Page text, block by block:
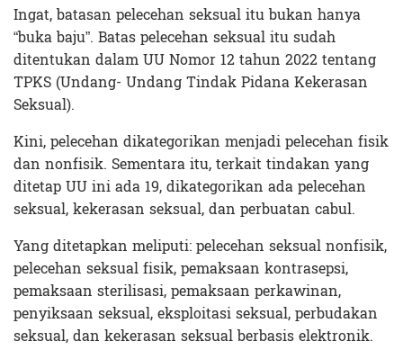
Ingat, batasan pelecehan seksual itu bukan hanya
“buka baju”. Batas pelecehan seksual itu sudah
ditentukan dalam UU Nomor 12 tahun 2022 tentang
TPKS (Undang- Undang Tindak Pidana Kekerasan
Seksual).
Kini, pelecehan dikategorikan menjadi pelecehan fisik
dan nonfisik. Sementara itu, terkait tindakan yang
ditetap UU ini ada 19, dikategorikan ada pelecehan
seksual, kekerasan seksual, dan perbuatan cabul.
Yang ditetapkan meliputi: pelecehan seksual nonfisik,
pelecehan seksual fisik, pemaksaan kontrasepsi,
pemaksaan sterilisasi, pemaksaan perkawinan,
penyiksaan seksual, eksploitasi seksual, perbudakan
seksual, dan kekerasan seksual berbasis elektronik.